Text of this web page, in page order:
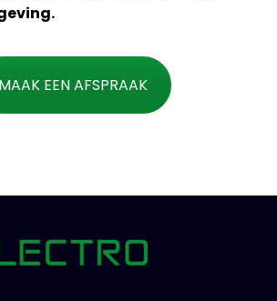
MAAK EEN AFSPRAAK